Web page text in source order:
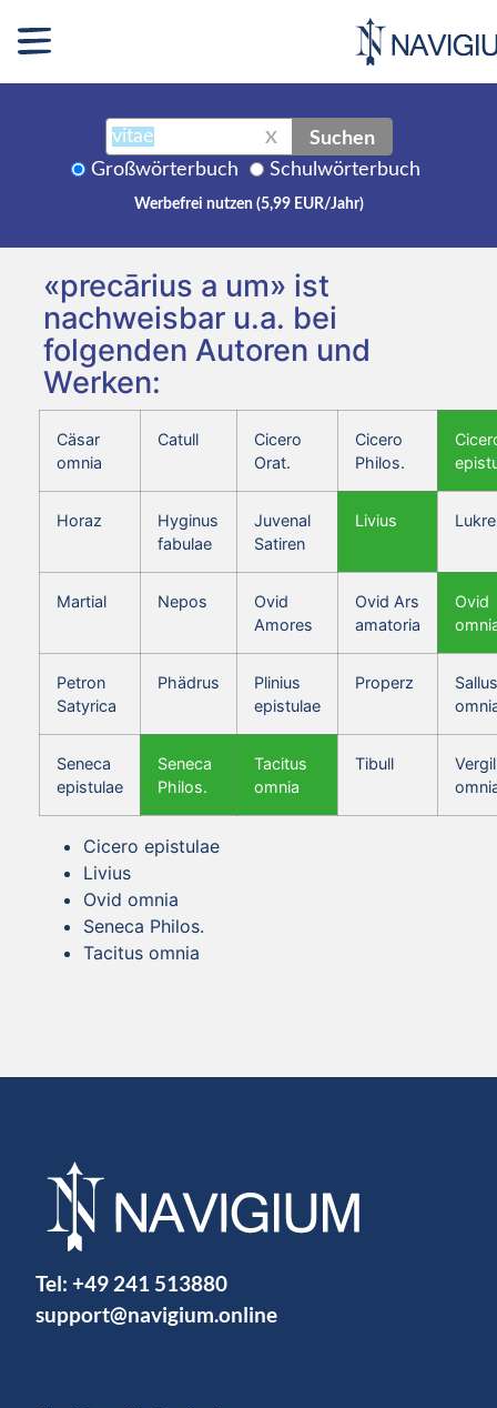
X Suchen
Großwörterbuch Schulwörterbuch
Werbefrei nutzen (5,99 EUR/Jahr)
«precārius a um» ist
nachweisbar u.a. bei
folgenden Autoren und
Werken:
Cäsar
omnia
Catull
Cicero
Orat.
Cicero
Philos.
Horaz
Hyginus
fabulae
Juvenal
Satiren
Livius
Martial Nepos
Ovid
Amores
Ovid Ars
amatoria
Ovid
Petron
Satyrica
Phädrus
Plinius
epistulae
Properz
Seneca
epistulae
Seneca
Philos.
Tacitus
omnia
Tibull
Vergil
Cicero epistulae
Livius
Ovid omnia
Seneca Philos.
Tacitus omnia
Tel: +49 241 513880
support@navigium.online